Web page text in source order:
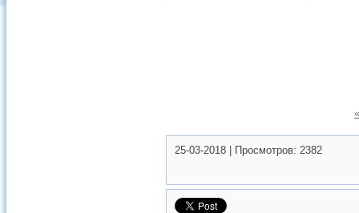
25-03-2018 Просмотров: 2382